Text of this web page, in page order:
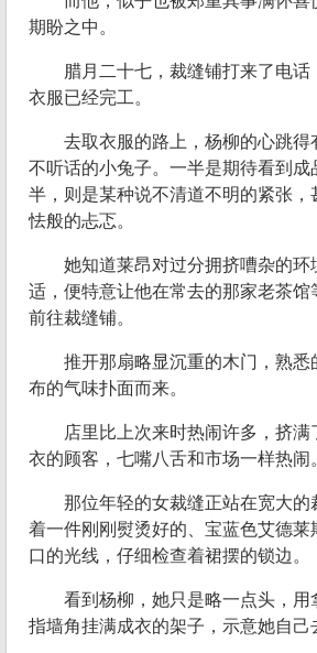
期盼之中。
腊月二十七，裁缝铺打来了电话
衣服已经完工。
去取衣服的路上，杨柳的心跳得
不听话的小兔子。一半是期待看到成
半，则是某种说不清道不明的紧张，
怯般的忐忑。
她知道莱昂对过分拥挤嘈杂的环
适，便特意让他在常去的那家老茶馆
前往裁缝铺。
推开那扇略显沉重的木门，熟悉
布的气味扑面而来。
店里比上次来时热闹许多，挤
衣的顾客，七嘴八舌和市场一样热闹
那位年轻的女裁缝正站在宽大的
着一件刚刚熨烫好的、宝蓝色艾德莱
口的光线，仔细检查着裙摆的锁边。
看到杨柳，她只是略一点头，用
指墙角挂满成衣的架子，示意她自己